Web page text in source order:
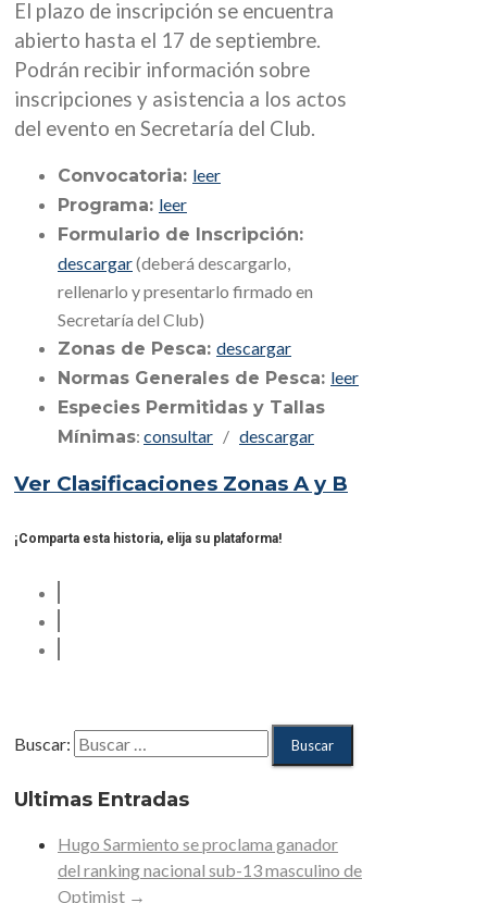
El plazo de inscripción se encuentra
abierto hasta el 17 de septiembre.
Podrán recibir información sobre
inscripciones y asistencia a los actos
del evento en Secretaría del Club.
Convocatoria: leer
Programa: leer
Formulario de Inscripción:
descargar(deberá descargarlo,
rellenarlo y presentarlo firmado en
Secretaría del Club)
Zonas de Pesca: descargar
Normas Generales de Pesca: leer
Especies Permitidas y Tallas
Mínimas: consultar / descargar
Ver Clasificaciones Zonas A y B
¡Comparta esta historia, elija su plataforma!
Buscar:
Ultimas Entradas
Hugo Sarmiento se proclama ganador
del ranking nacional sub-13 masculino de
Optimist →